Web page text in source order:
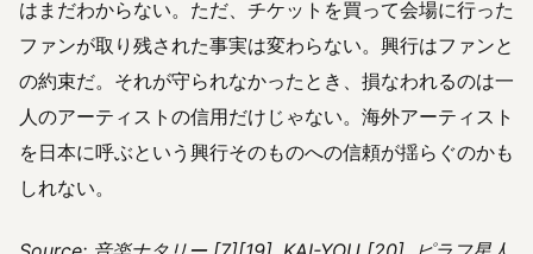
はまだわからない。ただ、チケットを買って会場に行った
ファンが取り残された事実は変わらない。興行はファンと
の約束だ。それが守られなかったとき、損なわれるのは一
人のアーティストの信用だけじゃない。海外アーティスト
を日本に呼ぶという興行そのものへの信頼が揺らぐのかも
しれない。